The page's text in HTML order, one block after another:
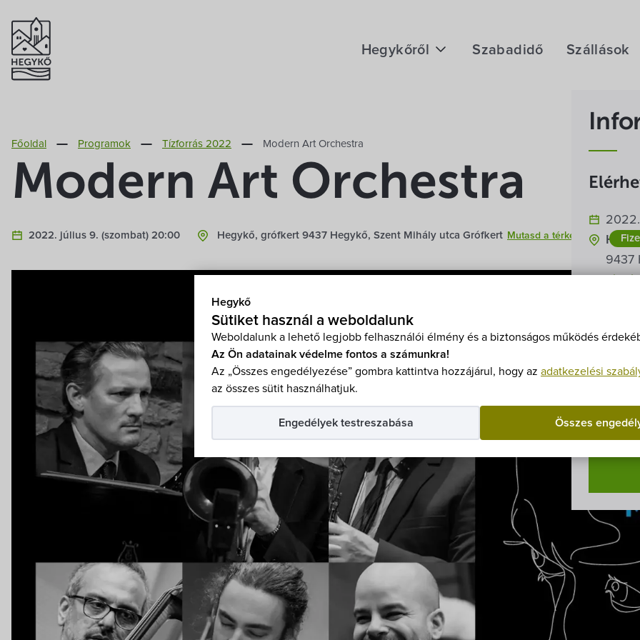
Hegykő
Sütiket használ a weboldalunk
Weboldalunk a lehető legjobb felhasználói élmény és a biztonságos működés
Az Ön adatainak védelme fontos a számunkra!
Az „Összes engedélyezése” gombra kattintva hozzájárul, hogy az adatkezelési
az összes sütit használhatjuk.
Összes
Engedélyek testreszabása
Hegykőről
Éghajlat
Szabadidő Szállások
Főoldal Programok Tízforrás 2022 Modern Art Orchestra
Modern Art Orchestra
2022. július 9. (szombat) 20:00 Hegykő, grófkert 9437 Hegykő, Szent Mihály utca Grófkert Mutasd a térképen
9437